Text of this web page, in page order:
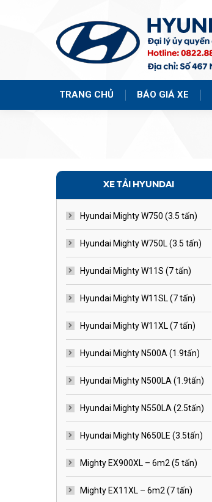
TRANG CHỦ BÁO GIÁ XE
XE TẢI HYUNDAI
Hyundai Mighty W750 (3.5 tấn)
Hyundai Mighty W750L (3.5 tấn)
Hyundai Mighty W11S (7 tấn)
Hyundai Mighty W11SL (7 tấn)
Hyundai Mighty W11XL (7 tấn)
Hyundai Mighty N500A (1.9tấn)
Hyundai Mighty N500LA (1.9tấn)
Hyundai Mighty N550LA (2.5tấn)
Hyundai Mighty N650LE (3.5tấn)
Mighty EX900XL – 6m2 (5 tấn)
Mighty EX11XL – 6m2 (7 tấn)